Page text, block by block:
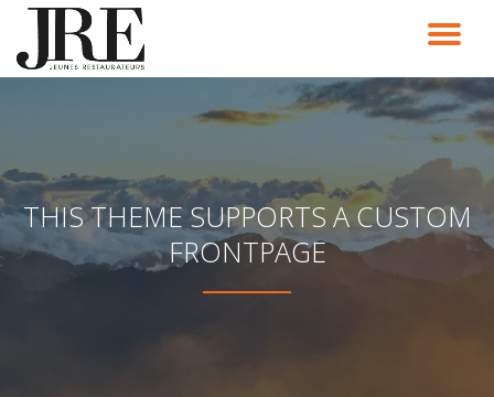
Passa
al
THIS THEME SUPPORTS A CUSTOM
FRONTPAGE